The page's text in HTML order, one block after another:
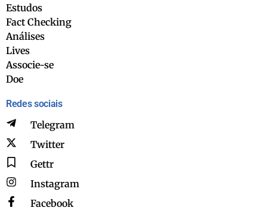
Estudos
Fact Checking
Análises
Lives
Associe-se
Doe
Redes sociais
Telegram
Twitter
Gettr
Instagram
Facebook